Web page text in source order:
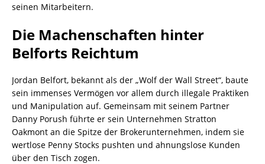
seinen Mitarbeitern.
Die Machenschaften hinter
Belforts Reichtum
Jordan Belfort, bekannt als der „Wolf der Wall Street“, baute
sein immenses Vermögen vor allem durch illegale Praktiken
und Manipulation auf. Gemeinsam mit seinem Partner
Danny Porush führte er sein Unternehmen Stratton
Oakmont an die Spitze der Brokerunternehmen, indem sie
wertlose Penny Stocks pushten und ahnungslose Kunden
über den Tisch zogen.